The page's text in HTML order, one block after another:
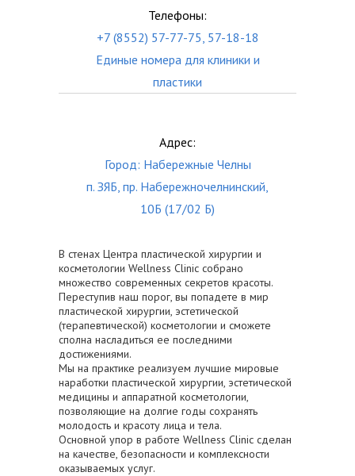
Телефоны:
+7 (8552) 57-77-75, 57-18-18
Единые номера для клиники и
пластики
Адрес:
Город: Набережные Челны
п. ЗЯБ, пр. Набережночелнинский,
10Б (17/02 Б)
В стенах Центра пластической хирургии и
косметологии Wellness Clinic собрано
множество современных секретов красоты.
Переступив наш порог, вы попадете в мир
пластической хирургии, эстетической
(терапевтической) косметологии и сможете
сполна насладиться ее последними
достижениями.
Мы на практике реализуем лучшие мировые
наработки пластической хирургии, эстетической
медицины и аппаратной косметологии,
позволяющие на долгие годы сохранять
молодость и красоту лица и тела.
Основной упор в работе Wellness Clinic сделан
на качестве, безопасности и комплексности
оказываемых услуг.